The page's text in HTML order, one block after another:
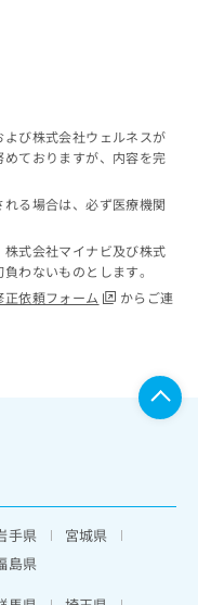
び株式会社ウェルネスが
ておりますが、内容を完
る場合は、必ず医療機関
式会社マイナビ及び株式
わないものとします。
依頼フォーム
からご連
手県
宮城県
島県